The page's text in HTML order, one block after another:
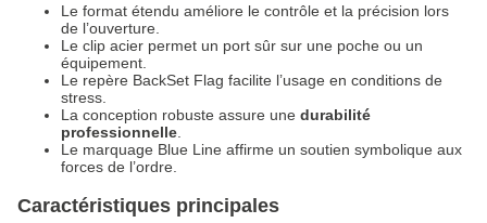
Le format étendu améliore le contrôle et la précision lors
de l’ouverture.
Le clip acier permet un port sûr sur une poche ou un
équipement.
Le repère BackSet Flag facilite l’usage en conditions de
stress.
La conception robuste assure une durabilité
professionnelle
Le marquage Blue Line affirme un soutien symbolique aux
forces de l’ordre.
Caractéristiques principales